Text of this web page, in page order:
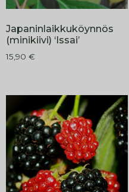
Japaninlaikkuköynnös
(minikiivi) ‘Issai’
15,90 €